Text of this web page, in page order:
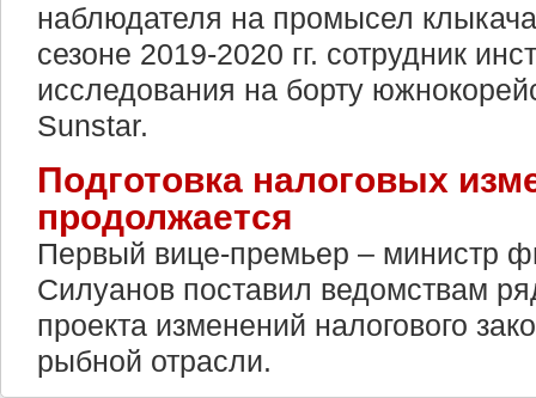
наблюдателя на промысел
сезоне 2019-2020 гг. сотрудник
исследования на борту
Sunstar.
Подготовка налоговых
продолжается
Первый вице-премьер – министр
Силуанов поставил ведомствам
проекта изменений налогового
рыбной отрасли.